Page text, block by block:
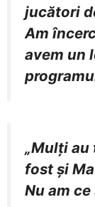
jucători
Am
avem un
„Mulți au
fost și
Nu am ce